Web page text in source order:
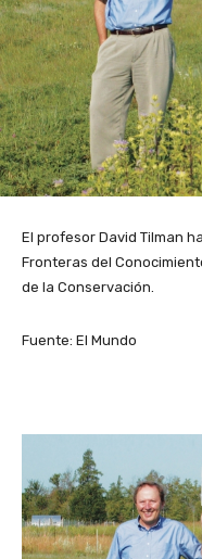
El profesor David Tilman
Fronteras del
de la Conservación.
Fuente: El Mundo